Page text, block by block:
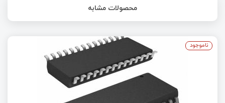
محصولات مشابه
ناموجود